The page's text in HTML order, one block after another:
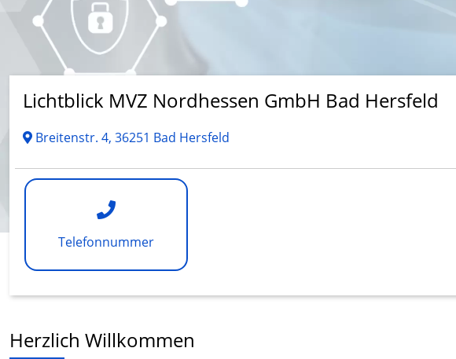
Lichtblick MVZ Nordhessen GmbH Bad Hersfeld
Breitenstr. 4, 36251 Bad Hersfeld
Telefonnummer
Herzlich Willkommen